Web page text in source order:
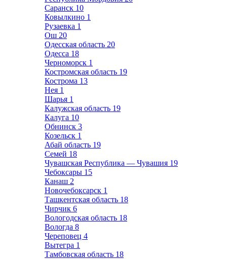
Саранск 10
Ковылкино 1
Рузаевка 1
Ош 20
Одесская область 20
Одесса 18
Черноморск 1
Костромская область 19
Кострома 13
Нея 1
Шарья 1
Калужская область 19
Калуга 10
Обнинск 3
Козельск 1
Абай область 19
Семей 18
Чувашская Республика — Чувашия 19
Чебоксары 15
Канаш 2
Новочебоксарск 1
Ташкентская область 18
Чирчик 6
Вологодская область 18
Вологда 8
Череповец 4
Вытегра 1
Тамбовская область 18